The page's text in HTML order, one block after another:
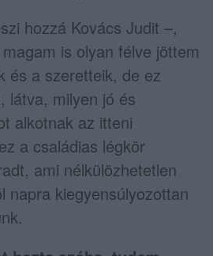
hozzá Kovács Judit –,
is olyan félve jöttem
és a szeretteik, de ez
látva, milyen jó és
alkotnak az itteni
a családias légkör
ami nélkülözhetetlen
napra kiegyensúlyozottan